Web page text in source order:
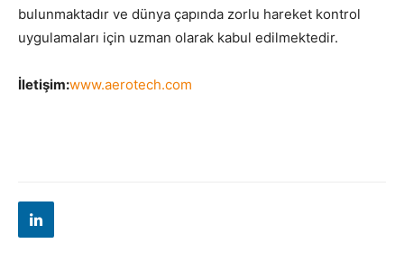
bulunmaktadır ve dünya çapında zorlu hareket kontrol
uygulamaları için uzman olarak kabul edilmektedir.
İletişim:www.aerotech.com